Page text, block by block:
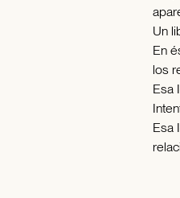
Un
En
los
Esa
Esa